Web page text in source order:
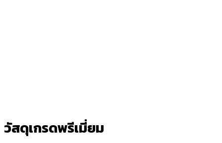
วัสดุเกรดพรีเมี่ยม